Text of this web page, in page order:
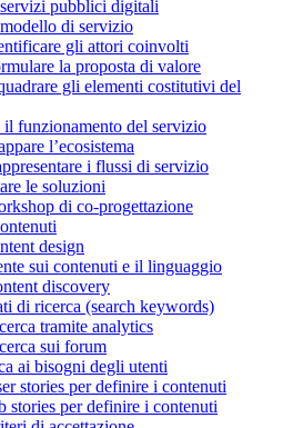
pubblici digitali
di servizio
gli attori coinvolti
la proposta di valore
gli elementi costitutivi del
il funzionamento del servizio
l’ecosistema
i flussi di servizio
le soluzioni
di co-progettazione
design
sui contenuti e il linguaggio
discovery
di ricerca (search keywords)
tramite analytics
sui forum
ai bisogni degli utenti
stories per definire i contenuti
stories per definire i contenuti